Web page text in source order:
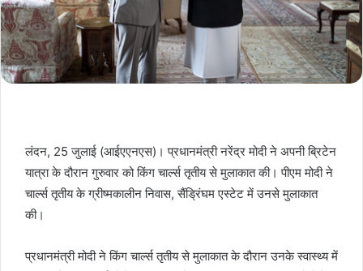
लंदन, 25 जुलाई (आईएएनएस)। प्रधानमंत्री नरेंद्र मोदी ने अपनी ब्रिटेन
यात्रा के दौरान गुरुवार को किंग चार्ल्स तृतीय से मुलाकात की। पीएम मोदी ने
चार्ल्स तृतीय के ग्रीष्मकालीन निवास, सैंड्रिंघम एस्टेट में उनसे मुलाकात
की।
प्रधानमंत्री मोदी ने किंग चार्ल्स तृतीय से मुलाकात के दौरान उनके स्वास्थ्य में